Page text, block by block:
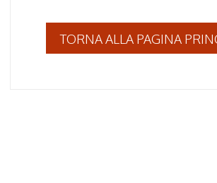
TORNA ALLA PAGINA